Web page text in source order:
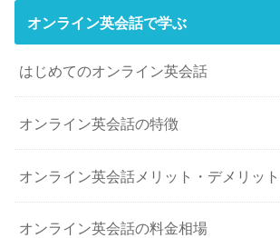
オンライン英会話で学ぶ
はじめてのオンライン英会話
オンライン英会話の特徴
オンライン英会話メリット・デメリット
オンライン英会話の料金相場